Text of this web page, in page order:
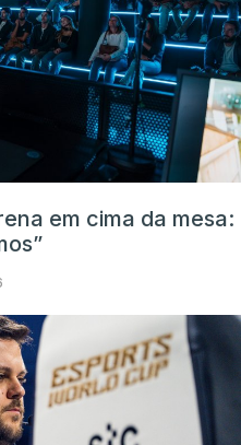
em cima da mesa: